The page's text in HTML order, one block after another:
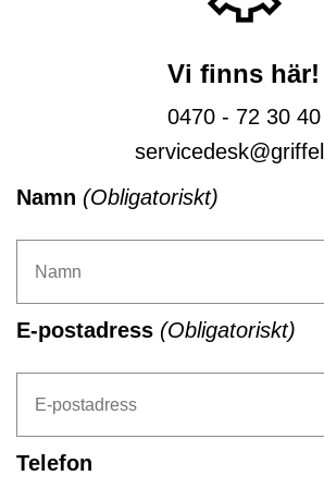
Vi finns här!
0470 - 72 30 40
Namn (Obligatoriskt)
E-postadress (Obligatoriskt)
Telefon